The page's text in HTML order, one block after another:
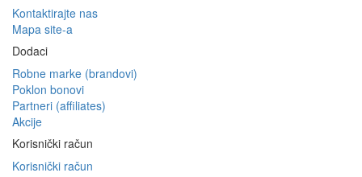
Kontaktirajte nas
Mapa site-a
Dodaci
Robne marke (brandovi)
Poklon bonovi
Partneri (affiliates)
Akcije
Korisnički račun
Korisnički račun